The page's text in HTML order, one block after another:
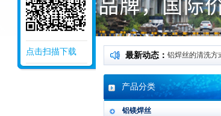
最新动态： 铝焊丝的清洗方
产品分类
铝镁焊丝
点击扫描下载